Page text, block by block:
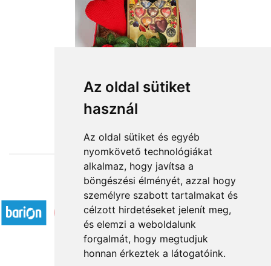
Az oldal sütiket
használ
Az oldal sütiket és egyéb
nyomkövető technológiákat
alkalmaz, hogy javítsa a
böngészési élményét, azzal hogy
személyre szabott tartalmakat és
célzott hirdetéseket jelenít meg,
és elemzi a weboldalunk
forgalmát, hogy megtudjuk
honnan érkeztek a látogatóink.
from HUF14,880
Accepted payment methods